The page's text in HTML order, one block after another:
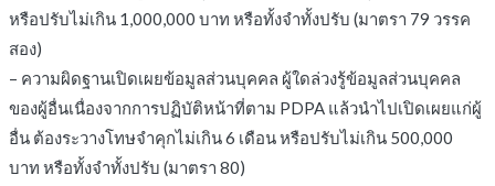
หรือปรับไม่เกิน 1,000,000 บาท หรือทั้งจำทั้งปรับ (มาตรา 79 วรรค
สอง)
– ความผิดฐานเปิดเผยข้อมูลส่วนบุคคล ผู้ใดล่วงรู้ข้อมูลส่วนบุคคล
ของผู้อื่นเนื่องจากการปฏิบัติหน้าที่ตาม PDPA แล้วนำไปเปิดเผยแก่ผู้
อื่น ต้องระวางโทษจำคุกไม่เกิน 6 เดือน หรือปรับไม่เกิน 500,000
บาท หรือทั้งจำทั้งปรับ (มาตรา 80)